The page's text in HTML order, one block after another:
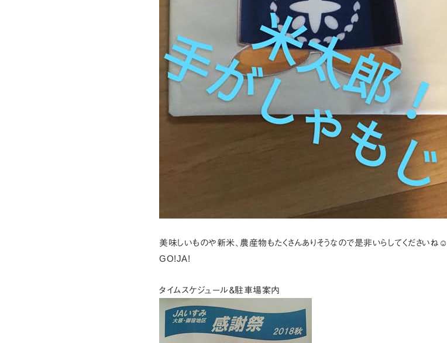
美味しいものや新米、農産物もたくさんありそうなので是非いらしてくださいね☺
GO!JA!
タイムスケジュール＆駐車場案内